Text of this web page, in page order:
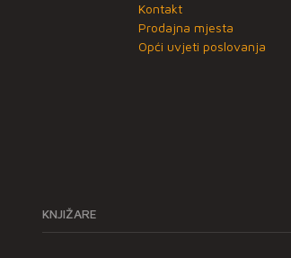
Kontakt
Prodajna mjesta
Opći uvjeti poslovanja
KNJIŽARE